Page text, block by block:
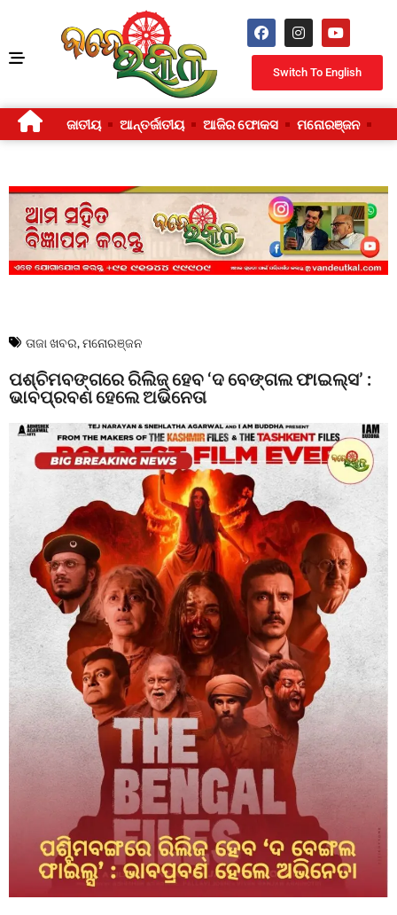
Switch To English
ଜାତୀୟ ଆନ୍ତର୍ଜାତୀୟ ଆଜିର ଫୋକସ ମନୋରଞ୍ଜନ
ତାଜା ଖବର,ମନୋରଞ୍ଜନ
ପଶ୍ଚିମବଙ୍ଗରେ ରିଲିଜ୍ ହେବ ‘ଦ ବେଙ୍ଗଲ ଫାଇଲ୍ସ’ :
ଭାବପ୍ରବଣ ହେଲେ ଅଭିନେତା